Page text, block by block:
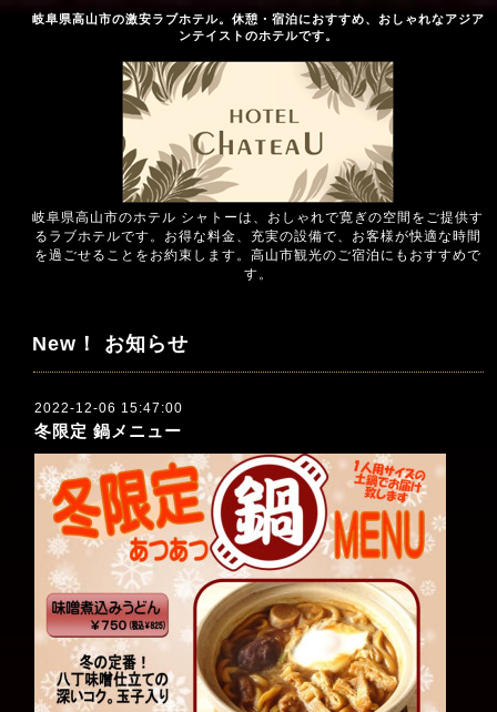
岐阜県高山市の激安ラブホテル。休憩・宿泊におすすめ、おしゃれなアジア
ンテイストのホテルです。
岐阜県高山市のホテル シャトーは、おしゃれで寛ぎの空間をご提供す
るラブホテルです。お得な料金、充実の設備で、お客様が快適な時間
を過ごせることをお約束します。高山市観光のご宿泊にもおすすめで
す。
New！ お知らせ
2022-12-06 15:47:00
冬限定 鍋メニュー